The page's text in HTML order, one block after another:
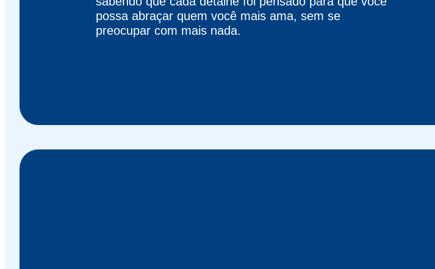
possa abraçar quem você mais ama, sem se
preocupar com mais nada.